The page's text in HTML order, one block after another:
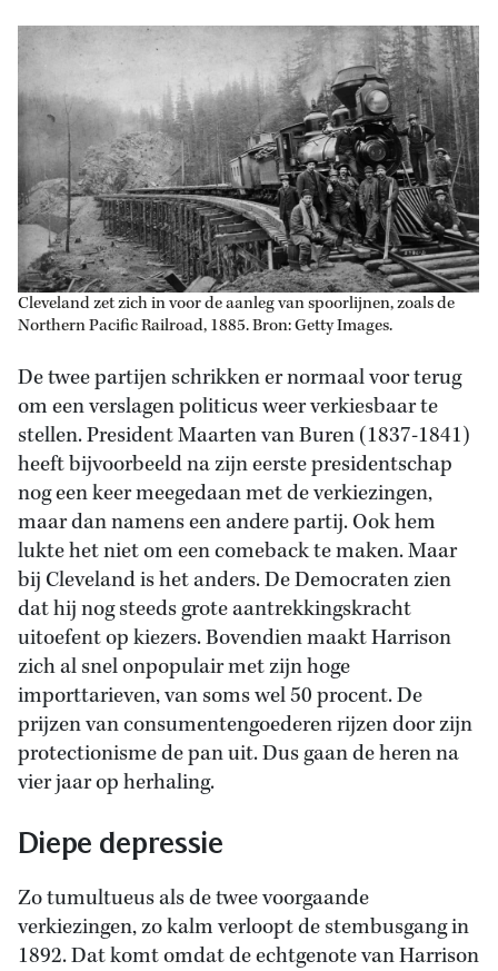
Cleveland zet zich in voor de aanleg van spoorlijnen, zoals de
Northern Pacific Railroad, 1885. Bron: Getty Images.
De twee partijen schrikken er normaal voor terug
om een verslagen politicus weer verkiesbaar te
stellen. President Maarten van Buren (1837-1841)
heeft bijvoorbeeld na zijn eerste presidentschap
nog een keer meegedaan met de verkiezingen,
maar dan namens een andere partij. Ook hem
lukte het niet om een comeback te maken. Maar
bij Cleveland is het anders. De Democraten zien
dat hij nog steeds grote aantrekkingskracht
uitoefent op kiezers. Bovendien maakt Harrison
zich al snel onpopulair met zijn hoge
importtarieven, van soms wel 50 procent. De
prijzen van consumentengoederen rijzen door zijn
protectionisme de pan uit. Dus gaan de heren na
vier jaar op herhaling.
Diepe depressie
Zo tumultueus als de twee voorgaande
verkiezingen, zo kalm verloopt de stembusgang in
1892. Dat komt omdat de echtgenote van Harrison